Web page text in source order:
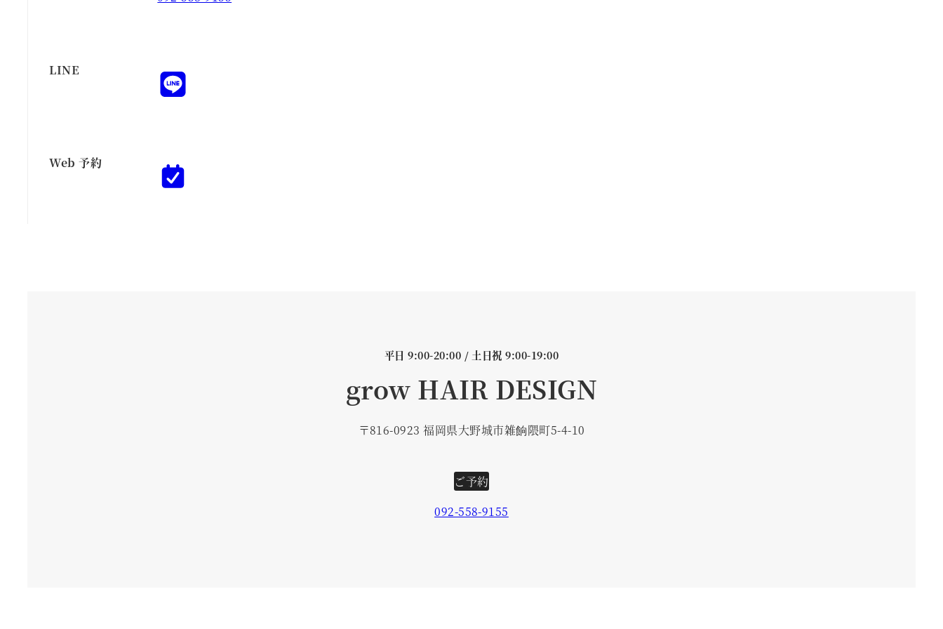
LINE
Web 予約
平日 9:00-20:00 / 土日祝 9:00-19:00
grow HAIR DESIGN
〒816-0923 福岡県大野城市雑餉隈町5-4-10
ご予約
092-558-9155